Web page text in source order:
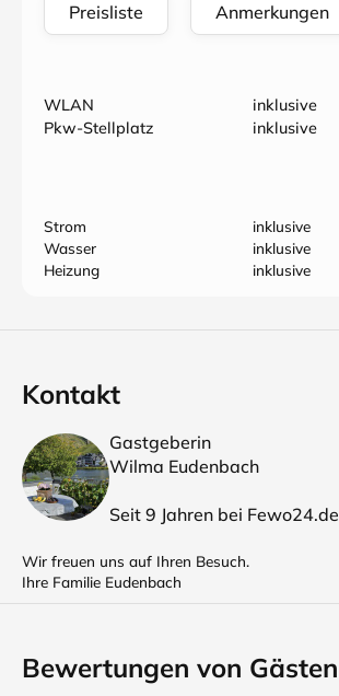
Preisliste Anmerkungen
WLAN
inklusive
Pkw-Stellplatz
inklusive
Strom
inklusive
Wasser
inklusive
Heizung
inklusive
Kontakt
Gastgeberin
Wilma Eudenbach
Seit 9 Jahren bei Fewo24.de
Wir freuen uns auf Ihren Besuch.
Ihre Familie Eudenbach
Bewertungen von Gästen